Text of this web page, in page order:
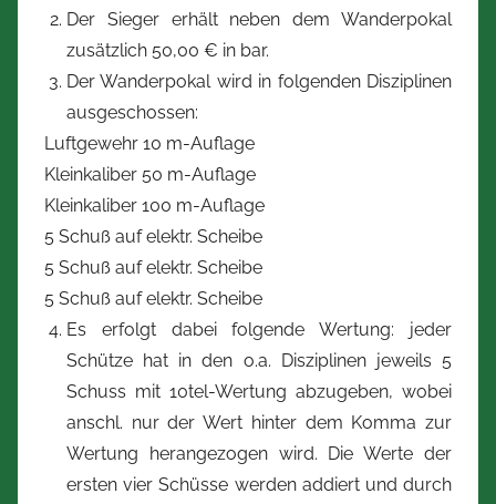
Der Sieger erhält neben dem Wanderpokal
zusätzlich 50,00 € in bar.
Der Wanderpokal wird in folgenden Disziplinen
ausgeschossen:
Luftgewehr 10 m-Auflage
Kleinkaliber 50 m-Auflage
Kleinkaliber 100 m-Auflage
5 Schuß auf elektr. Scheibe
5 Schuß auf elektr. Scheibe
5 Schuß auf elektr. Scheibe
Es erfolgt dabei folgende Wertung: jeder
Schütze hat in den o.a. Disziplinen jeweils 5
Schuss mit 10tel-Wertung abzugeben, wobei
anschl. nur der Wert hinter dem Komma zur
Wertung herangezogen wird. Die Werte der
ersten vier Schüsse werden addiert und durch